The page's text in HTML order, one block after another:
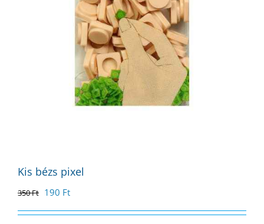
Kis bézs pixel
350Ft Original
was:
190 FtCurrent
is: